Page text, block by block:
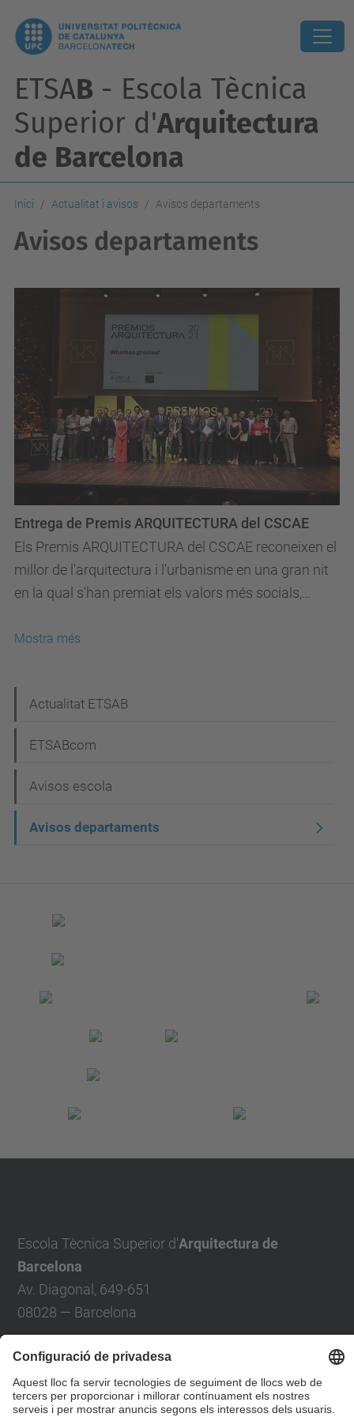
ETSAB - Escola Tècnica
Superior d'Arquitectura
de Barcelona
Inici Actualitat i avisos Avisos departaments
Avisos departaments
Els Premis ARQUITECTURA del CSCAE reconeixen el
millor de l'arquitectura i l'urbanisme en una gran nit
en la qual s'han premiat els valors més socials,
Entrega de Premis ARQUITECTURA del CSCAE
Mostra més
a
v
g
a
Actualitat ETSAB
ETSABcom
Avisos escola
Avisos departaments
Escola Tècnica Superior d'Arquitectura de
Barcelona
Av. Diagonal, 649-651
08028 — Barcelona
Telèfon: +34 93 401 6333
Contacte:Demana ETSAB